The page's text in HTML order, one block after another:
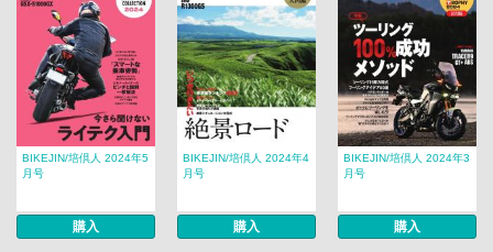
BIKEJIN/培倶人 2024年5
月号
購入
BIKEJIN/培倶人 2024年4
月号
購入
BIKEJIN/培倶人 2024年3
月号
購入